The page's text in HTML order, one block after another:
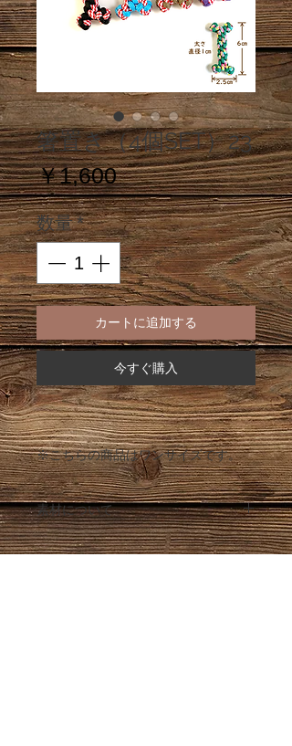
箸置き（4個SET）23
￥1,600価
格
数量*
カートに追加する
今すぐ購入
※こちらの商品はワンサイズです。
素材について
パラコードで作成しております。